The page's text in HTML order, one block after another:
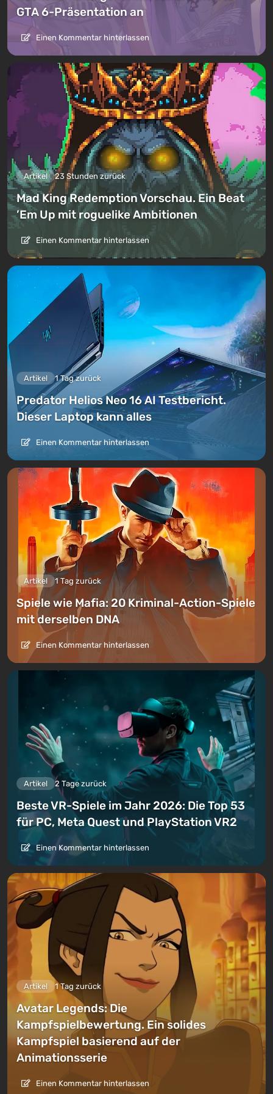
GTA 6-Präsentation an
Einen Kommentar hinterlassen
Artikel 23 Stunden zurück
Mad King Redemption Vorschau. Ein Beat
’Em Up mit roguelike Ambitionen
Einen Kommentar hinterlassen
Artikel 1 Tag zurück
Predator Helios Neo 16 AI Testbericht.
Dieser Laptop kann alles
Einen Kommentar hinterlassen
Artikel 1 Tag zurück
Spiele wie Mafia: 20 Kriminal-Action-Spiele
mit derselben DNA
Einen Kommentar hinterlassen
Artikel 2 Tage zurück
Beste VR-Spiele im Jahr 2026: Die Top 53
für PC, Meta Quest und PlayStation VR2
Einen Kommentar hinterlassen
Artikel 1 Tag zurück
Avatar Legends: Die
Kampfspielbewertung. Ein solides
Kampfspiel basierend auf der
Animationsserie
Einen Kommentar hinterlassen